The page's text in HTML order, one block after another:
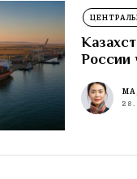
России